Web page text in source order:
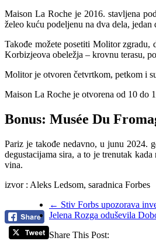
Maison La Roche je 2016. stavljena
želeo kuću podeljenu na dva dela,
Takođe možete posetiti Molitor zgradu,
Korbizjeova obeležja – krovnu terasu,
Molitor je otvoren četvrtkom, petkom i
Maison La Roche je otvorena od 10 do
Bonus: Musée Du
Pariz je takođe nedavno, u junu 2024.
degustacijama sira, a to je trenutak
vina.
izvor : Aleks Ledsom, saradnica Forbes
← Stiv Forbs upozorava
Jelena Rozga oduševila
Share This Post: